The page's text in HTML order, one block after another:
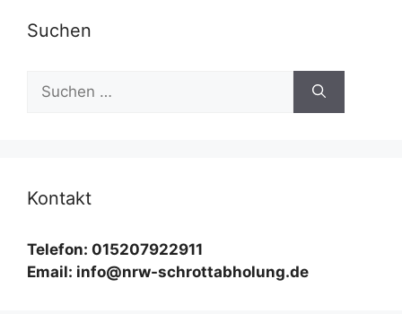
Suchen
nach:
Kontakt
Telefon: 015207922911
Email: info@nrw-schrottabholung.de